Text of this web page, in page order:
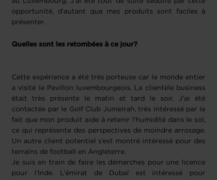
opportunité, d’autant que mes produits sont faciles à
présenter.
Quelles sont les retombées à ce jour?
Cette expérience a été très porteuse car le monde entier
a visité le Pavillon luxembourgeois. La clientèle business
était très présente le matin et tard le soir. J’ai été
contactée par le Golf Club Jumeirah, très intéressé par le
fait que mon produit aide à retenir l’humidité dans le sol,
ce qui représente des perspectives de moindre arrosage.
Un autre client potentiel s’est montré intéressé pour des
terrains de football en Angleterre.
Je suis en train de faire les démarches pour une licence
pour l’Inde. L’émirat de Dubaï est intéressé pour